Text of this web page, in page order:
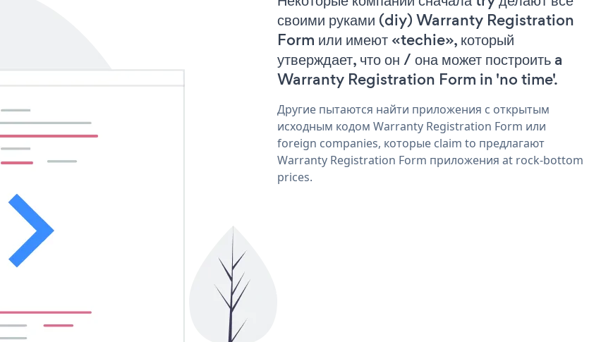
своими руками (diy) Warranty Registration
Form или имеют «techie», который
утверждает, что он / она может построить a
Warranty Registration Form in 'no time'.
Другие пытаются найти приложения с открытым
исходным кодом Warranty Registration Form или
foreign companies, которые claim to предлагают
Warranty Registration Form приложения at rock-bottom
prices.